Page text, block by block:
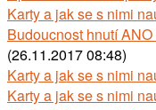
Karty a jak se s nimi
Budoucnost hnutí
(26.11.2017 08:48)
Karty a jak se s nimi
Karty a jak se s nimi